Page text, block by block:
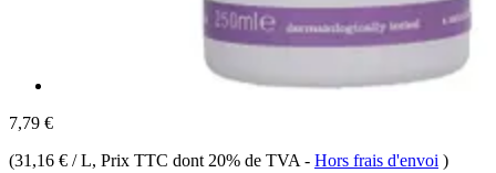
7,79 €
(31,16 € / L, Prix TTC dont 20% de TVA - Hors frais d'envoi )